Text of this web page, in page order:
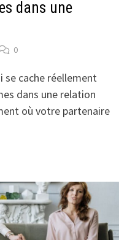
dans une
0
se cache réellement
dans une relation
où votre partenaire